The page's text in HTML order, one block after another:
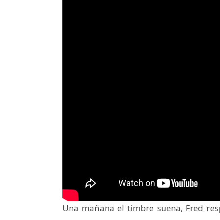
Una mañana el timbre suena, Fred